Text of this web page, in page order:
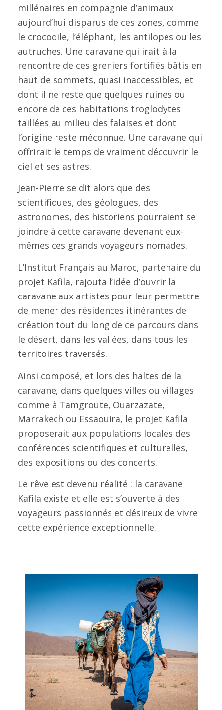
millénaires en compagnie d’animaux
aujourd’hui disparus de ces zones, comme
le crocodile, l’éléphant, les antilopes ou les
autruches. Une caravane qui irait à la
rencontre de ces greniers fortifiés bâtis en
haut de sommets, quasi inaccessibles, et
dont il ne reste que quelques ruines ou
encore de ces habitations troglodytes
taillées au milieu des falaises et dont
l’origine reste méconnue. Une caravane qui
offrirait le temps de vraiment découvrir le
ciel et ses astres.
Jean-Pierre se dit alors que des
scientifiques, des géologues, des
astronomes, des historiens pourraient se
joindre à cette caravane devenant eux-
mêmes ces grands voyageurs nomades.
L’Institut Français au Maroc, partenaire du
projet Kafila, rajouta l’idée d’ouvrir la
caravane aux artistes pour leur permettre
de mener des résidences itinérantes de
création tout du long de ce parcours dans
le désert, dans les vallées, dans tous les
territoires traversés.
Ainsi composé, et lors des haltes de la
caravane, dans quelques villes ou villages
comme à Tamgroute, Ouarzazate,
Marrakech ou Essaouira, le projet Kafila
proposerait aux populations locales des
conférences scientifiques et culturelles,
des expositions ou des concerts.
Le rêve est devenu réalité : la caravane
Kafila existe et elle est s’ouverte à des
voyageurs passionnés et désireux de vivre
cette expérience exceptionnelle.